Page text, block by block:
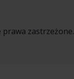
zastrzeżone.